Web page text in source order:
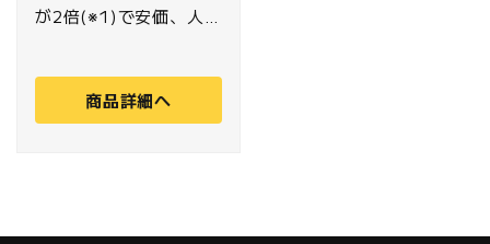
が2倍(※1)で安価、人工
(※2)されることによ
り、高いコストパフォ
商品詳細へ